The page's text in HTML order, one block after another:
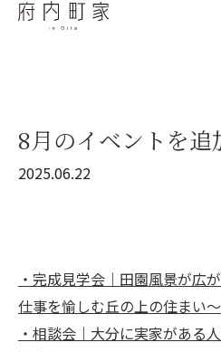
8月のイベントを追
2025.06.22
・完成見学会｜田園風景が
仕事を愉しむ丘の上の住まい～
・相談会｜大分に実家がある